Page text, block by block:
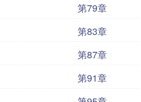
第79章
第83章
第87章
第91章